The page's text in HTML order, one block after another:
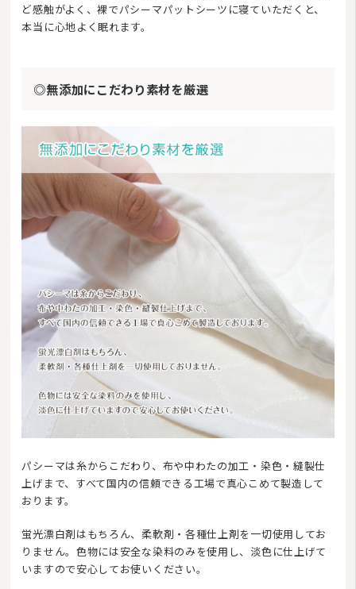
ど感触がよく、裸でパシーマパットシーツに寝ていただくと、
本当に心地よく眠れます。
◎無添加にこだわり素材を厳選
パシーマは糸からこだわり、布や中わたの加工・染色・縫製仕
上げまで、すべて国内の信頼できる工場で真心こめて製造して
おります。
蛍光漂白剤はもちろん、柔軟剤・各種仕上剤を一切使用してお
りません。色物には安全な染料のみを使用し、淡色に仕上げて
いますので安心してお使いください。